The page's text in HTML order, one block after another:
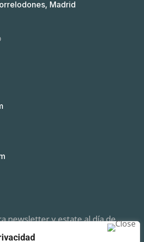
Madrid
newsletter y estate al día de
el ámbito fiscal que pueden